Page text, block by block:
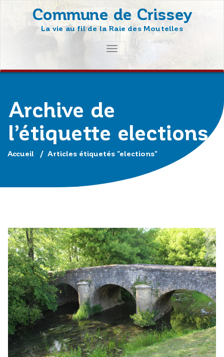
Commune de Crissey
La vie au fil de la Raie des Moutelles
AFFICHER/MASQUER
LA
NAVIGATION
Archive de
l’étiquette elections
Accueil / Articles étiquetés "elections"